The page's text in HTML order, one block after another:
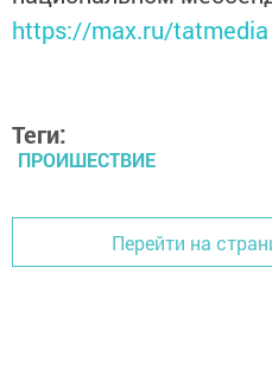
https://max.ru/tatmedia
Теги:
ПРОИШЕСТВИЕ
Перейти на